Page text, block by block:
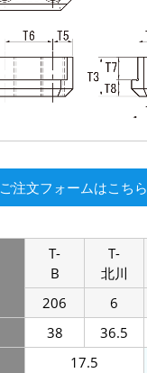
ご注文フォームはこちら
T-
B
T-
北川
206
6
38 36.5
17.5